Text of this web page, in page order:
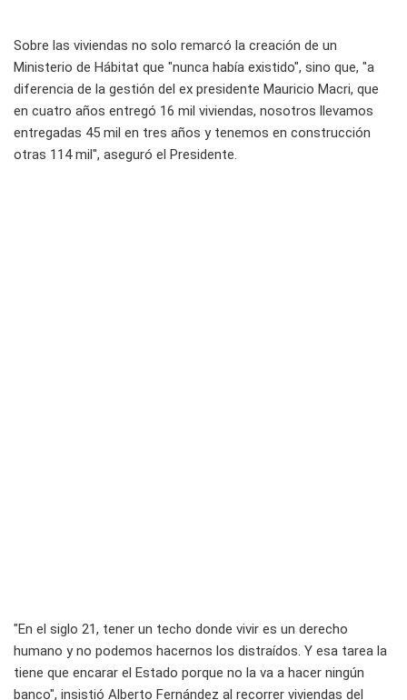
Sobre las viviendas no solo remarcó la creación de un
Ministerio de Hábitat que "nunca había existido", sino que, "a
diferencia de la gestión del ex presidente Mauricio Macri, que
en cuatro años entregó 16 mil viviendas, nosotros llevamos
entregadas 45 mil en tres años y tenemos en construcción
otras 114 mil", aseguró el Presidente.
"En el siglo 21, tener un techo donde vivir es un derecho
humano y no podemos hacernos los distraídos. Y esa tarea la
tiene que encarar el Estado porque no la va a hacer ningún
banco", insistió Alberto Fernández al recorrer viviendas del